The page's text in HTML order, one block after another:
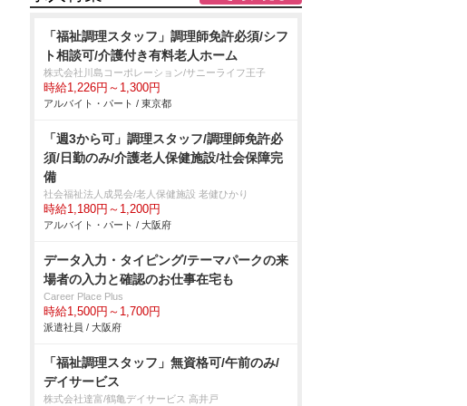
「福祉調理スタッフ」調理師免許必須/シフ
ト相談可/介護付き有料老人ホーム
株式会社川島コーポレーション/サニーライフ王子
時給1,226円～1,300円
アルバイト・パート / 東京都
「週3から可」調理スタッフ/調理師免許必
須/日勤のみ/介護老人保健施設/社会保障完
備
社会福祉法人成晃会/老人保健施設 老健ひかり
時給1,180円～1,200円
アルバイト・パート / 大阪府
データ入力・タイピング/テーマパークの来
場者の入力と確認のお仕事在宅も
Career Place Plus
時給1,500円～1,700円
派遣社員 / 大阪府
「福祉調理スタッフ」無資格可/午前のみ/
デイサービス
株式会社達富/鶴亀デイサービス 高井戸